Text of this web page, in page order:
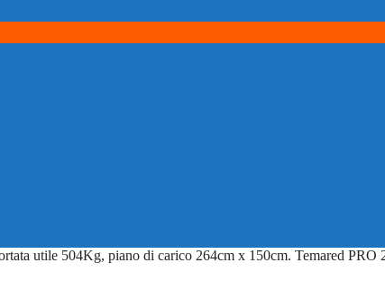
utile 504Kg, piano di carico 264cm x 150cm. Temared PRO